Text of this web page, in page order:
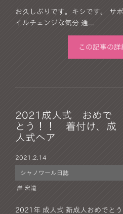
お久しぶりです。キシです。 サ
イルチェンジな気分 通...
この記事の詳
2021成人式 おめで
とう！！ 着付け、成
人式ヘア
2021. 2.14
シャノワール日誌
岸 宏道
2021年 成人式 新成人おめでと